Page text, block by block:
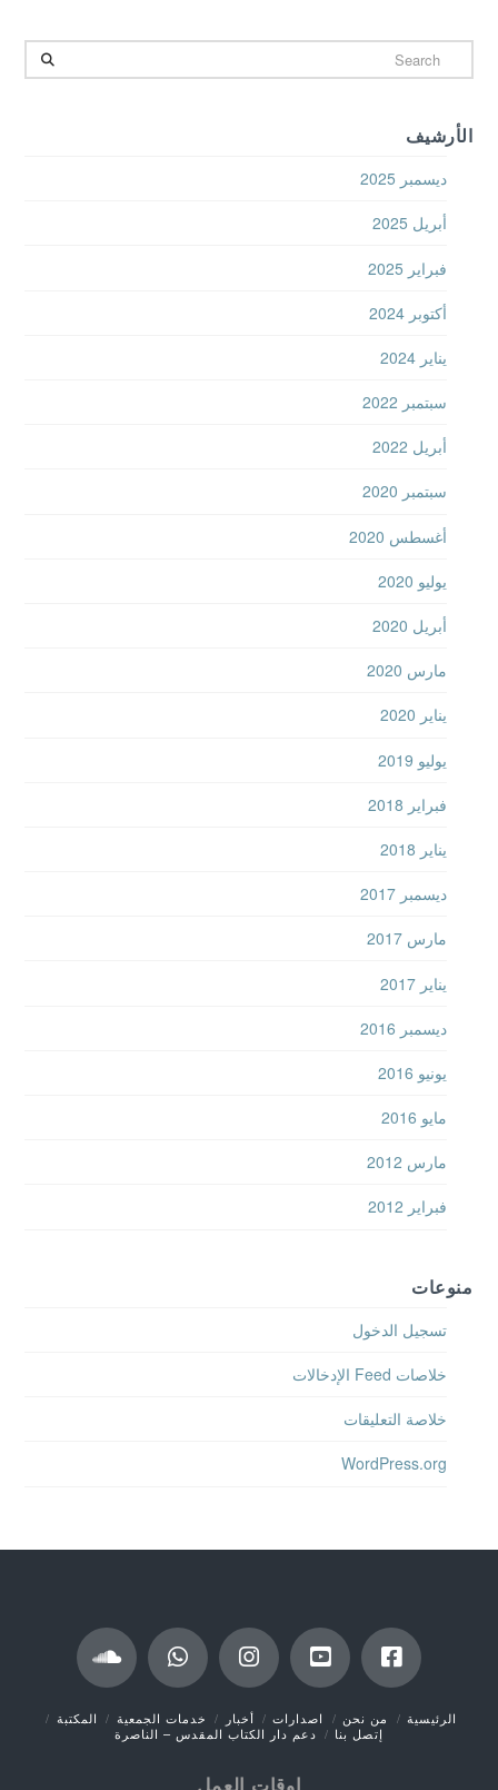
Search
الأرشيف
ديسمبر 2025
أبريل 2025
فبراير 2025
أكتوبر 2024
يناير 2024
سبتمبر 2022
أبريل 2022
سبتمبر 2020
أغسطس 2020
يوليو 2020
أبريل 2020
مارس 2020
يناير 2020
يوليو 2019
فبراير 2018
يناير 2018
ديسمبر 2017
مارس 2017
يناير 2017
ديسمبر 2016
يونيو 2016
مايو 2016
مارس 2012
فبراير 2012
منوعات
تسجيل الدخول
خلاصات Feed الإدخالات
خلاصة التعليقات
WordPress.org
الرئيسية من نحن اصدارات أخبار خدمات الجمعية
المكتبة
إتصل بنا
دعم دار الكتاب المقدس – الناصرة